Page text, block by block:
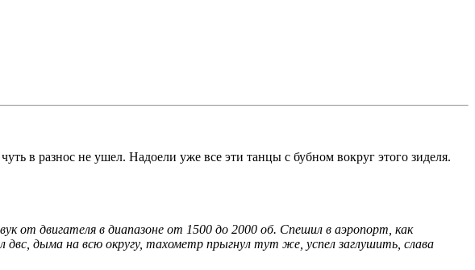
в разнос не ушел. Надоели уже все эти танцы с бубном вокруг этого зиделя.
от двигателя в диапазоне от 1500 до 2000 об. Спешил в аэропорт, как
дыма на всю округу, тахометр прыгнул тут же, успел заглушить, слава